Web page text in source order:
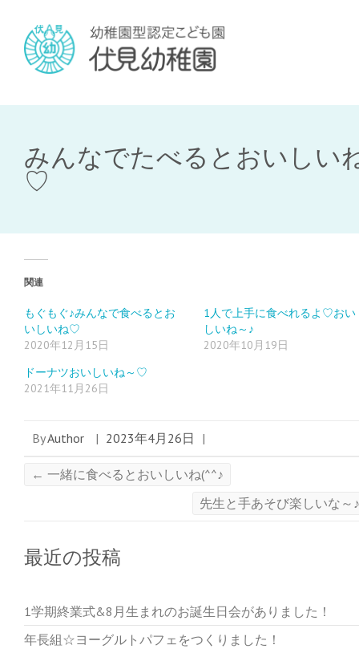
みんなでたべるとおいしい
♡
関連
もぐもぐ♪みんなで食べるとお
いしいね♡
2020年12月15日
1人で上手に食べれるよ♡おい
しいね～♪
2020年10月19日
ドーナツおいしいね～♡
2021年11月26日
ByAuthor | 2023年4月26日 |
← 一緒に食べるとおいしいね(^^♪
先生と手あそび楽しいな～
最近の投稿
1学期終業式&8月生まれのお誕生日会がありました！
年長組☆ヨーグルトパフェをつくりました！